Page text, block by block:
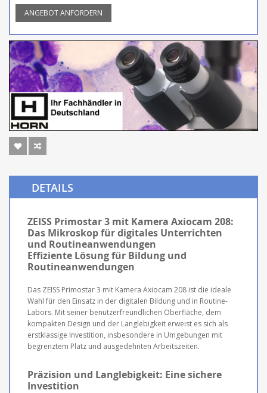
ANGEBOT ANFORDERN
DETAILS
ZEISS Primostar 3 mit Kamera Axiocam 208:
Das Mikroskop für digitales Unterrichten
und Routineanwendungen
Effiziente Lösung für Bildung und
Routineanwendungen
Das ZEISS Primostar 3 mit Kamera Axiocam 208 ist die ideale
Wahl für den Einsatz in der digitalen Bildung und in Routine-
Labors. Mit seiner benutzerfreundlichen Oberfläche, dem
kompakten Design und der Langlebigkeit erweist es sich als
erstklassige Investition, insbesondere in Umgebungen mit
begrenztem Platz und ausgedehnten Arbeitszeiten.
Präzision und Langlebigkeit: Eine sichere
Investition